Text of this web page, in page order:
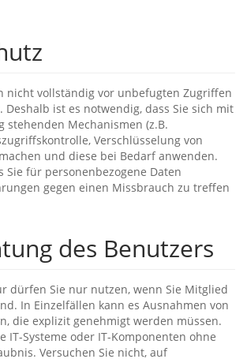
nicht vollständig vor unbefugten Zugriffen
Deshalb ist es notwendig, dass Sie sich mit
stehenden Mechanismen (z.B.
Verschlüsselung von
und diese bei Bedarf anwenden.
Sie für personenbezogene Daten
gegen einen Missbrauch zu treffen
des Benutzers
dürfen Sie nur nutzen, wenn Sie Mitglied
In Einzelfällen kann es Ausnahmen von
die explizit genehmigt werden müssen.
IT-Systeme oder IT-Komponenten ohne
Versuchen Sie nicht, auf